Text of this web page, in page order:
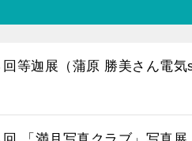
等迦展（蒲原 勝美さん電気